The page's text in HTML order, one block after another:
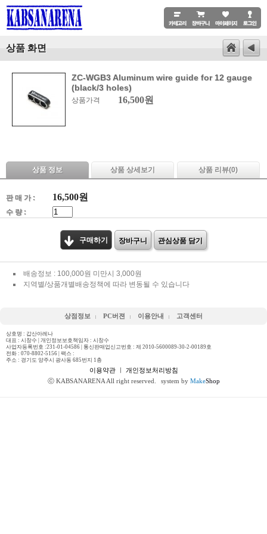
상품 화면
ZC-WGB3 Aluminum wire guide for 12 gauge
(black/3 holes)
상품가격 16,500원
상품 정보 상품 상세보기 상품 리뷰(0)
판 매 가 : 16,500원
수 량 :
구매하기 장바구니 관심상품 담기
배송정보 : 100,000원 미만시 3,000원
지역별/상품개별배송정책에 따라 변동될 수 있습니다
상점정보 PC버젼 이용안내 고객센터
상호명 : 갑산아레나
대표 : 시창수 | 개인정보보호책임자 : 시창수
사업자등록번호 :231-01-04586 | 통신판매업신고번호 : 제 2010-5600089-30-2-00189호
전화 : 070-8802-5156 | 팩스 :
주소 : 경기도 양주시 광사동 685번지 1층
이용약관ㅣ 개인정보처리방침
ⓒ KABSANARENA All right reserved.
system by MakeShop